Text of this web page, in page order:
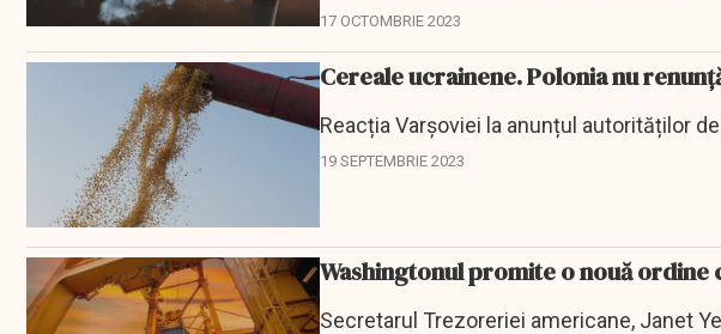
17 OCTOMBRIE 2023
Cereale ucrainene. Polonia nu
Reacția Varșoviei la anunțul autorităților de
19 SEPTEMBRIE 2023
Washingtonul promite o nouă ordine
Secretarul Trezoreriei americane, Janet